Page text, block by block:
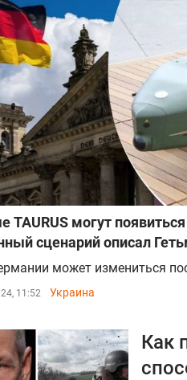
могут
сценарий описал
может измениться
11:52 Украина
Как